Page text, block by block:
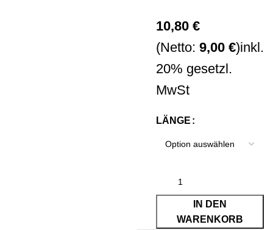
10,80 €
(Netto: 9,00 €)inkl.
20% gesetzl.
MwSt
LÄNGE
IN DEN
WARENKORB